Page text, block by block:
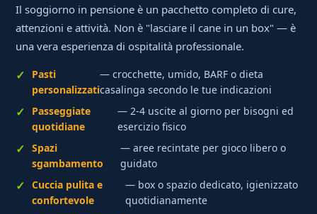
Il soggiorno in pensione è un pacchetto completo di cure,
attenzioni e attività. Non è "lasciare il cane in un box" — è
una vera esperienza di ospitalità professionale.
Pasti
personalizzati
— crocchette, umido, BARF o dieta
casalinga secondo le tue indicazioni
Passeggiate
quotidiane
— 2-4 uscite al giorno per bisogni ed
esercizio fisico
Spazi
sgambamento
— aree recintate per gioco libero o
guidato
Cuccia pulita e
confortevole
— box o spazio dedicato, igienizzato
quotidianamente